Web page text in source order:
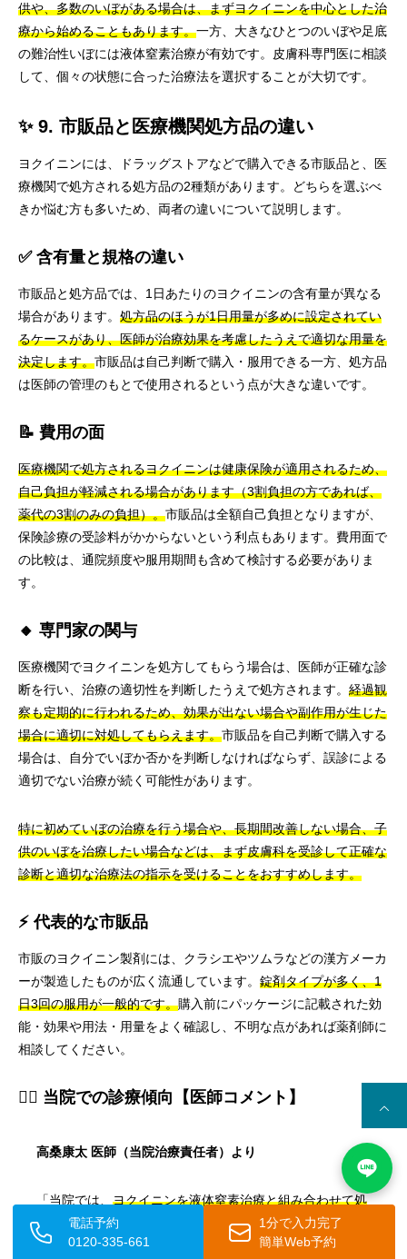
供や、多数のいぼがある場合は、まずヨクイニンを中心とした治
療から始めることもあります。一方、大きなひとつのいぼや足底
の難治性いぼには液体窒素治療が有効です。皮膚科専門医に相談
して、個々の状態に合った治療法を選択することが大切です。
✨ 9. 市販品と医療機関処方品の違い
ヨクイニンには、ドラッグストアなどで購入できる市販品と、医
療機関で処方される処方品の2種類があります。どちらを選ぶべ
きか悩む方も多いため、両者の違いについて説明します。
✅ 含有量と規格の違い
市販品と処方品では、1日あたりのヨクイニンの含有量が異なる
場合があります。 処方品のほうが1日用量が多めに設定されてい
るケースがあり、医師が治療効果を考慮したうえで適切な用量を
決定します。市販品は自己判断で購入・服用できる一方、処方品
は医師の管理のもとで使用されるという点が大きな違いです。
📝 費用の面
医療機関で処方されるヨクイニンは健康保険が適用されるため、
自己負担が軽減される場合があります（3割負担の方であれば、
薬代の3割のみの負担）。市販品は全額自己負担となりますが、
保険診療の受診料がかからないという利点もあります。費用面で
の比較は、通院頻度や服用期間も含めて検討する必要がありま
す。
🔸 専門家の関与
医療機関でヨクイニンを処方してもらう場合は、医師が正確な診
断を行い、治療の適切性を判断したうえで処方されます。 経過観
察も定期的に行われるため、効果が出ない場合や副作用が生じた
場合に適切に対処してもらえます。市販品を自己判断で購入する
場合は、自分でいぼか否かを判断しなければならず、誤診による
適切でない治療が続く可能性があります。
特に初めていぼの治療を行う場合や、長期間改善しない場合、子
供のいぼを治療したい場合などは、まず皮膚科を受診して正確な
診断と適切な治療法の指示を受けることをおすすめします。
⚡ 代表的な市販品
市販のヨクイニン製剤には、クラシエやツムラなどの漢方メーカ
ーが製造したものが広く流通しています。 錠剤タイプが多く、1
日3回の服用が一般的です。購入前にパッケージに記載された効
能・効果や用法・用量をよく確認し、不明な点があれば薬剤師に
相談してください。
👨‍⚕️ 当院での診療傾向【医師コメント】
高桑康太 医師（当院治療責任者）より
「当院では、 ヨクイニンを液体窒素治療と組み合わせて処
方するケースが多く、単独服用と比較してより早期に改善
が見られる患者様が多い
印象です。効果が出るまでに2〜3
電話予約
0120-335-661
1分で入力完了
簡単Web予約